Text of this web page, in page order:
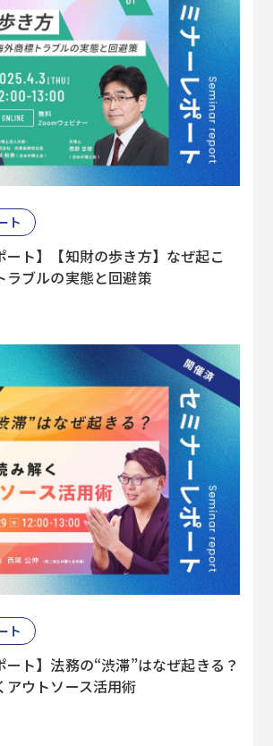
ト
ート】【知財の歩き方】なぜ起こ
ラブルの実態と回避策
ト
ート】法務の“渋滞”はなぜ起きる？
アウトソース活用術